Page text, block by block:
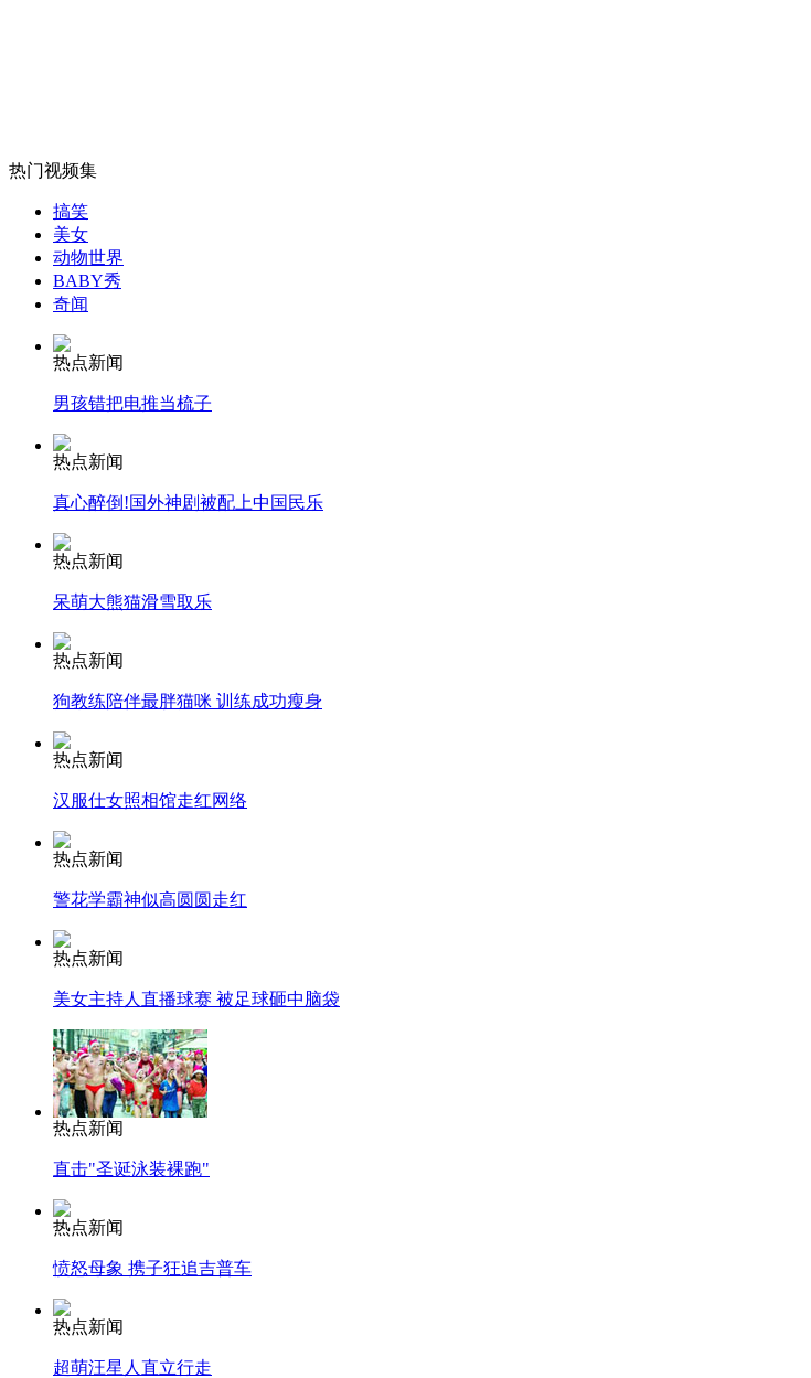
女孩北京地铁殴打老人 痛下狠手拳打脚踢
无痛分娩是否安全 医生回应
外交部：反对强权政治霸凌主义
安徽一实载49人客车翻车
消防员救轻生者 花炮节热闹非凡
纽约上演“枕头大战”
司机酒驾遇交警 急速倒车逃窜
热门视频集
搞笑
美女
动物世界
BABY秀
奇闻
热点新闻
男孩错把电推当梳子
热点新闻
真心醉倒!国外神剧被配上中国民乐
热点新闻
呆萌大熊猫滑雪取乐
热点新闻
狗教练陪伴最胖猫咪 训练成功瘦身
热点新闻
汉服仕女照相馆走红网络
热点新闻
警花学霸神似高圆圆走红
热点新闻
美女主持人直播球赛 被足球砸中脑袋
热点新闻
直击"圣诞泳装裸跑"
热点新闻
愤怒母象 携子狂追吉普车
热点新闻
超萌汪星人直立行走